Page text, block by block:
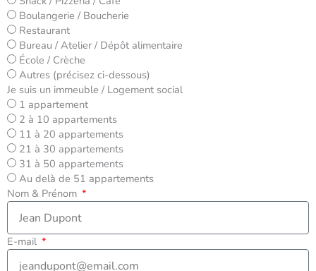
Boulangerie / Boucherie
Restaurant
Bureau / Atelier / Dépôt alimentaire
École / Crèche
Autres (précisez ci-dessous)
Je suis un immeuble / Logement social
1 appartement
2 à 10 appartements
11 à 20 appartements
21 à 30 appartements
31 à 50 appartements
Au delà de 51 appartements
Nom & Prénom
E-mail